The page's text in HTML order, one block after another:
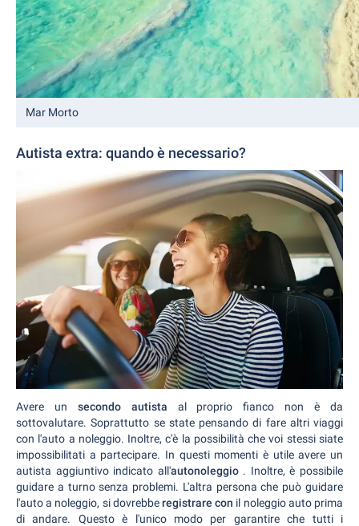
Mar Morto
Autista extra: quando è necessario?
Avere un secondo autista al proprio fianco non è da
sottovalutare. Soprattutto se state pensando di fare altri viaggi
con l'auto a noleggio. Inoltre, c'è la possibilità che voi stessi siate
impossibilitati a partecipare. In questi momenti è utile avere un
autista aggiuntivo indicato all'autonoleggio . Inoltre, è possibile
guidare a turno senza problemi. L'altra persona che può guidare
l'auto a noleggio, si dovrebberegistrare con il noleggio auto prima
di andare. Questo è l'unico modo per garantire che tutti i